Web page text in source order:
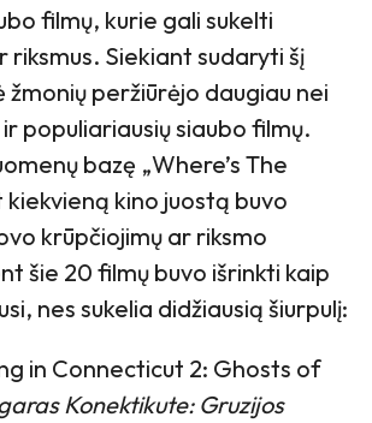
filmų, kurie gali sukelti
riksmus. Siekiant sudaryti šį
žmonių peržiūrėjo daugiau nei
populiariausių siaubo filmų.
bazę „Where’s The
kiekvieną kino juostą buvo
krūpčiojimų ar riksmo
šie 20 filmų buvo išrinkti kaip
nes sukelia didžiausią šiurpulį:
in Connecticut 2: Ghosts of
Konektikute: Gruzijos